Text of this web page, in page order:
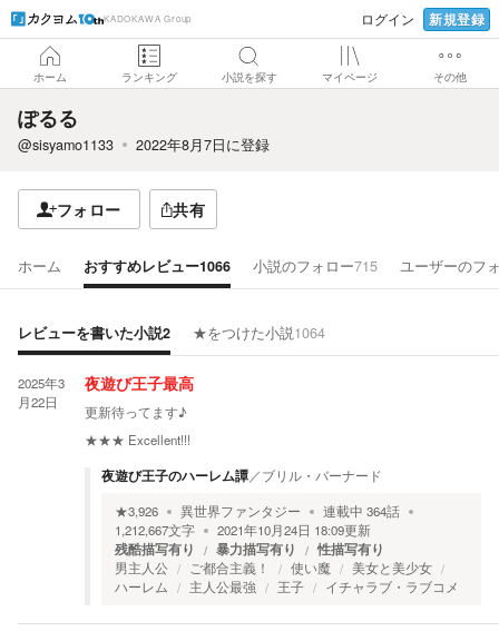
KADOKAWA Group ログイン 新規登録
ホーム ランキング 小説を探す マイページ その他
ぽるる
@sisyamo1133 2022年8月7日に登録
フォロー 共有
ホーム おすすめレビュー1066 小説のフォロー715 ユーザーのフ
レビューを書いた小説2 ★をつけた小説1064
2025年3
月22日
夜遊び王子最高
更新待ってます♪
★★★ Excellent!!!
夜遊び王子のハーレム譚／ブリル・バーナード
★3,926 異世界ファンタジー 連載中 364話
1,212,667文字 2021年10月24日 18:09更新
残酷描写有り 暴力描写有り 性描写有り
男主人公 ご都合主義！ 使い魔
美女と美少女
ハーレム
主人公最強 王子 イチャラブ・ラブコメ